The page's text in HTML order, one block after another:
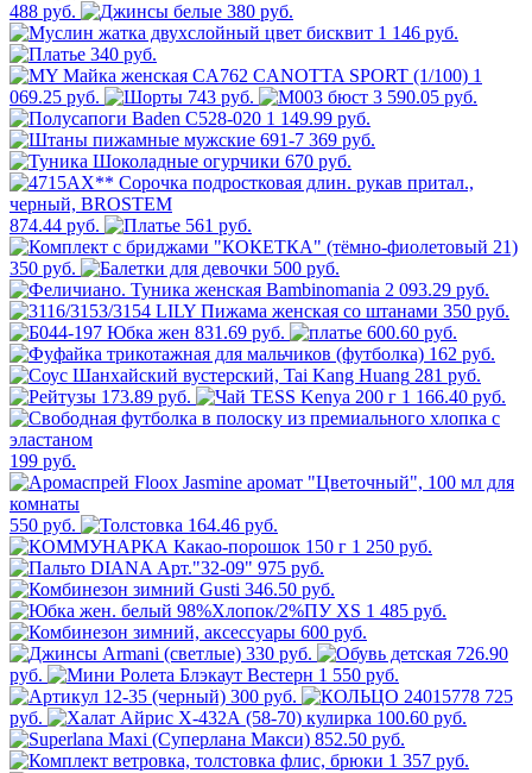
488 руб.
380 руб.
1 146 руб.
340 руб.
1
069.25 руб.
743 руб.
3 590.05 руб.
1 149.99 руб.
369 руб.
670 руб.
874.44 руб. 561 руб.
350 руб.
500 руб.
2 093.29 руб.
350 руб.
831.69 руб.
600.60 руб.
162 руб.
281 руб.
173.89 руб.
1 166.40 руб.
199 руб.
550 руб.
164.46 руб.
1 250 руб.
975 руб.
346.50 руб.
1 485 руб.
600 руб.
330 руб.
726.90
руб.
1 550 руб.
300 руб.
725
руб.
100.60 руб.
852.50 руб.
1 357 руб.